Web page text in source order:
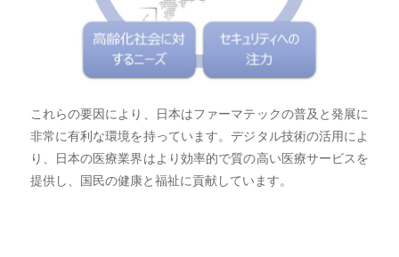
これらの要因により、日本はファーマテックの普及と発展に
非常に有利な環境を持っています。デジタル技術の活用によ
り、日本の医療業界はより効率的で質の高い医療サービスを
提供し、国民の健康と福祉に貢献しています。